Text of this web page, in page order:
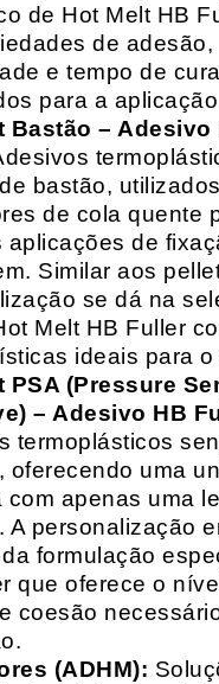
de Hot Melt HB
de adesão,
e tempo de cura
para a
Bastão – Adesivo
bastão,
de cola quente
aplicações de
Similar aos
se dá na
Melt HB Fuller
ideais para o
PSA (Pressure
– Adesivo HB
termoplásticos
oferecendo uma
com apenas uma
A personalização
formulação
que oferece o
coesão
(ADHM):